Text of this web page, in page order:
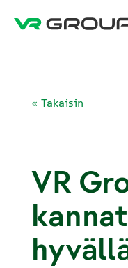
« Takaisin
VR